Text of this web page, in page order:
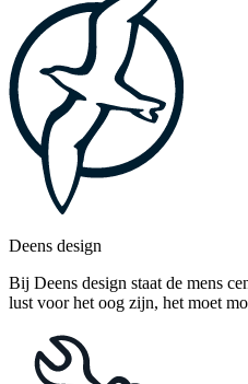
Deens design
Bij Deens design staat de mens
lust voor het oog zijn, het moet